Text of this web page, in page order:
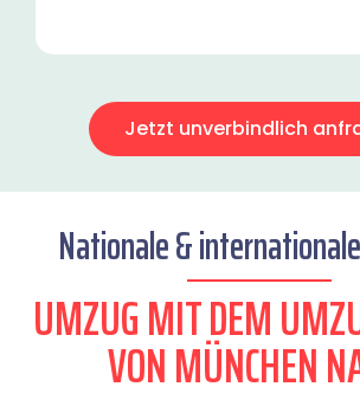
Jetzt unverbindlich
Nationale &
UMZUG MIT DEM
VON MÜNCHEN